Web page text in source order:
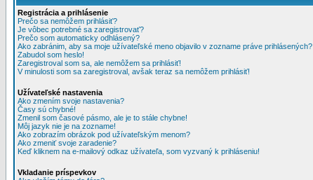
Registrácia a prihlásenie
Prečo sa nemôžem prihlásiť?
Je vôbec potrebné sa zaregistrovať?
Prečo som automaticky odhlásený?
Ako zabránim, aby sa moje užívateľské meno objavilo v zozname práve prihlásených?
Zabudol som heslo!
Zaregistroval som sa, ale nemôžem sa prihlásiť!
V minulosti som sa zaregistroval, avšak teraz sa nemôžem prihlásiť!
Užívateľské nastavenia
Ako zmením svoje nastavenia?
Časy sú chybné!
Zmenil som časové pásmo, ale je to stále chybne!
Môj jazyk nie je na zozname!
Ako zobrazím obrázok pod užívateľským menom?
Ako zmeniť svoje zaradenie?
Keď kliknem na e-mailový odkaz užívateľa, som vyzvaný k prihláseniu!
Vkladanie príspevkov